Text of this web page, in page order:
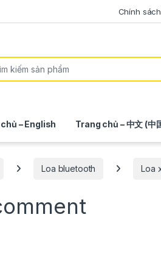
Chính
– English Trang chủ – 中文 (中
Loa bluetooth Loa